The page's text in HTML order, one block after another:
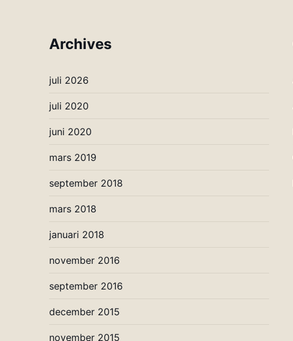
Archives
juli 2026
juli 2020
juni 2020
mars 2019
september 2018
mars 2018
januari 2018
november 2016
september 2016
december 2015
november 2015